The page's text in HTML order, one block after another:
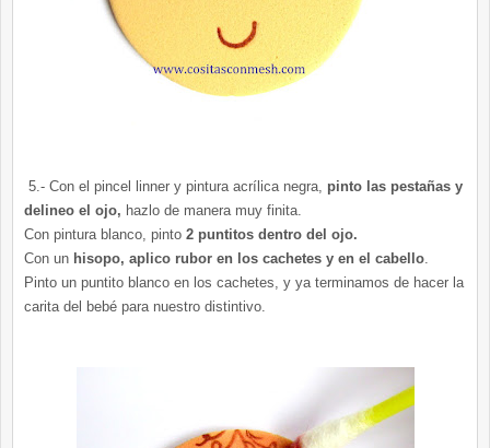
5.- Con el pincel linner y pintura acrílica negra, pinto las pestañas y
delineo el ojo, hazlo de manera muy finita.
Con pintura blanco, pinto 2 puntitos dentro del ojo.
Con un hisopo, aplico rubor en los cachetes y en el cabello
Pinto un puntito blanco en los cachetes, y ya terminamos de hacer la
carita del bebé para nuestro distintivo.